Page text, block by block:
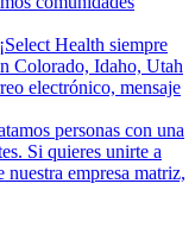
¡Select Health siempre
Colorado, Idaho, Utah
electrónico, mensaje
personas con una
Si quieres unirte a
nuestra empresa matriz,